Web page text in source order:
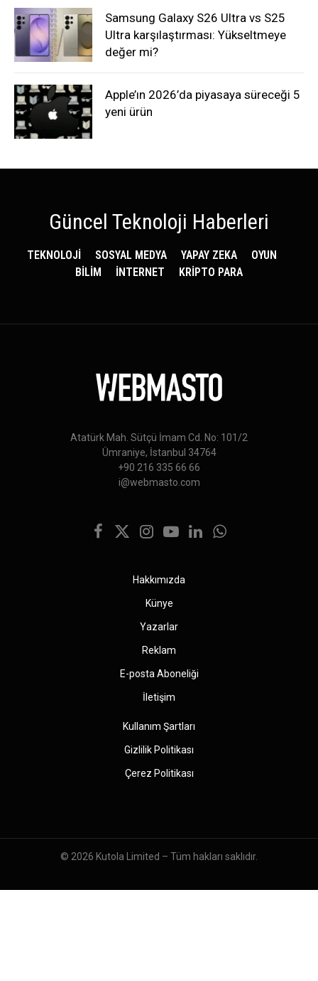
Samsung Galaxy S26 Ultra vs S25
Ultra karşılaştırması: Yükseltmeye
değer mi?
Apple’ın 2026’da piyasaya süreceği 5
yeni ürün
Güncel Teknoloji Haberleri
TEKNOLOJİ SOSYAL MEDYA YAPAY ZEKA
OYUN
BİLİM
İNTERNET KRİPTO PARA
Atatürk Mah. Sütçü İmam Cd. No: 101/2
Ümraniye, İstanbul 34764
+90 216 335 66 66
i@webmasto.com
Facebook
X
Instagram
YouTubeLinkedInWhatsApp
Hakkımızda
Künye
Yazarlar
Reklam
E-posta Aboneliği
İletişim
Kullanım Şartları
Gizlilik Politikası
Çerez Politikası
© 2026 Kutola Limited – Tüm hakları saklıdır.